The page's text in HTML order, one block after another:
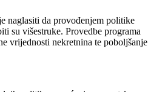
naglasiti da provođenjem politike
su višestruke. Provedbe programa
vrijednosti nekretnina te poboljšanje